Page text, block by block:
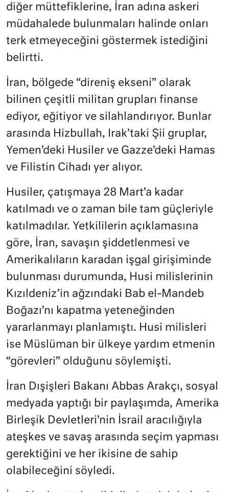
diğer müttefiklerine, İran adına askeri
müdahalede bulunmaları halinde onları
terk etmeyeceğini göstermek istediğini
belirtti.
İran, bölgede “direniş ekseni” olarak
bilinen çeşitli militan grupları finanse
ediyor, eğitiyor ve silahlandırıyor. Bunlar
arasında Hizbullah, Irak’taki Şii gruplar,
Yemen’deki Husiler ve Gazze’deki Hamas
ve Filistin Cihadı yer alıyor.
Husiler, çatışmaya 28 Mart’a kadar
katılmadı ve o zaman bile tam güçleriyle
katılmadılar. Yetkililerin açıklamasına
göre, İran, savaşın şiddetlenmesi ve
Amerikalıların karadan işgal girişiminde
bulunması durumunda, Husi milislerinin
Kızıldeniz’in ağzındaki Bab el-Mandeb
Boğazı’nı kapatma yeteneğinden
yararlanmayı planlamıştı. Husi milisleri
ise Müslüman bir ülkeye yardım etmenin
“görevleri” olduğunu söylemişti.
İran Dışişleri Bakanı Abbas Arakçı, sosyal
medyada yaptığı bir paylaşımda, Amerika
Birleşik Devletleri’nin İsrail aracılığıyla
ateşkes ve savaş arasında seçim yapması
gerektiğini ve her ikisine de sahip
olabileceğini söyledi.